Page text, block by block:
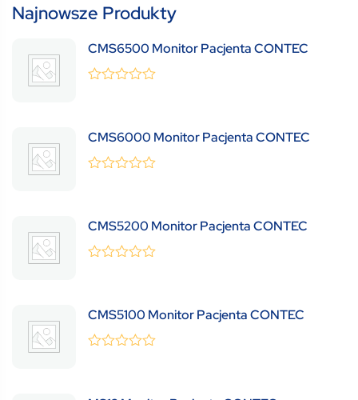
Najnowsze Produkty
CMS6500 Monitor Pacjenta CONTEC
5
CMS6000 Monitor Pacjenta CONTEC
5
CMS5200 Monitor Pacjenta CONTEC
5
CMS5100 Monitor Pacjenta CONTEC
5